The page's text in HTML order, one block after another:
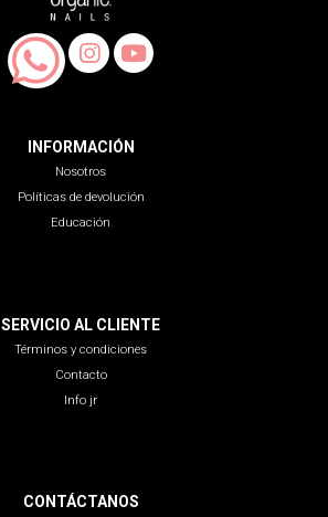
INFORMACIÓN
Nosotros
Políticas de devolución
Educación
SERVICIO AL CLIENTE
Términos y condiciones
Contacto
Info jr
CONTÁCTANOS